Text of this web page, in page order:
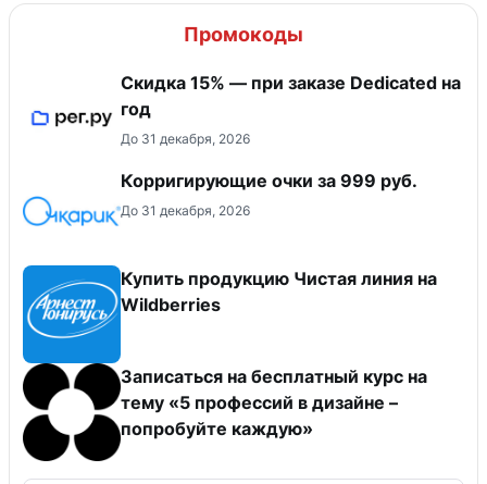
Промокоды
Скидка 15% — при заказе Dedicated на
год
До 31 декабря, 2026
Корригирующие очки за 999 руб.
До 31 декабря, 2026
Купить продукцию Чистая линия на
Wildberries
Записаться на бесплатный курс на
тему «5 профессий в дизайне –
попробуйте каждую»